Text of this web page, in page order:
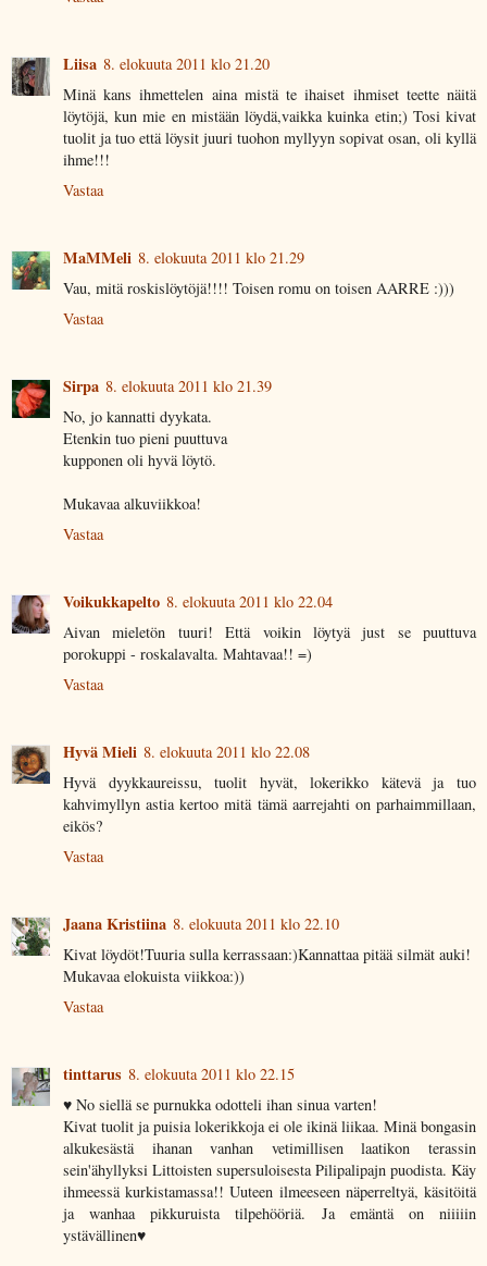
Liisa 8. elokuuta 2011 klo 21.20
Minä kans ihmettelen aina mistä te ihaiset ihmiset teette näitä
löytöjä, kun mie en mistään löydä,vaikka kuinka etin;) Tosi kivat
tuolit ja tuo että löysit juuri tuohon myllyyn sopivat osan, oli kyllä
ihme!!!
Vastaa
MaMMeli 8. elokuuta 2011 klo 21.29
Vau, mitä roskislöytöjä!!!! Toisen romu on toisen AARRE :)))
Vastaa
Sirpa 8. elokuuta 2011 klo 21.39
No, jo kannatti dyykata.
Etenkin tuo pieni puuttuva
kupponen oli hyvä löytö.
Mukavaa alkuviikkoa!
Vastaa
Voikukkapelto 8. elokuuta 2011 klo 22.04
Aivan mieletön tuuri! Että voikin löytyä just se puuttuva
porokuppi - roskalavalta. Mahtavaa!! =)
Vastaa
Hyvä Mieli 8. elokuuta 2011 klo 22.08
Hyvä dyykkaureissu, tuolit hyvät, lokerikko kätevä ja tuo
kahvimyllyn astia kertoo mitä tämä aarrejahti on parhaimmillaan,
eikös?
Vastaa
Jaana Kristiina 8. elokuuta 2011 klo 22.10
Kivat löydöt!Tuuria sulla kerrassaan:)Kannattaa pitää silmät auki!
Mukavaa elokuista viikkoa:))
Vastaa
tinttarus 8. elokuuta 2011 klo 22.15
♥ No siellä se purnukka odotteli ihan sinua varten!
Kivat tuolit ja puisia lokerikkoja ei ole ikinä liikaa. Minä bongasin
alkukesästä ihanan vanhan vetimillisen laatikon terassin
sein'ähyllyksi Littoisten supersuloisesta Pilipalipajn puodista. Käy
ihmeessä kurkistamassa!! Uuteen ilmeeseen näperreltyä, käsitöitä
ja wanhaa pikkuruista tilpehööriä. Ja emäntä on niiiiin
ystävällinen♥